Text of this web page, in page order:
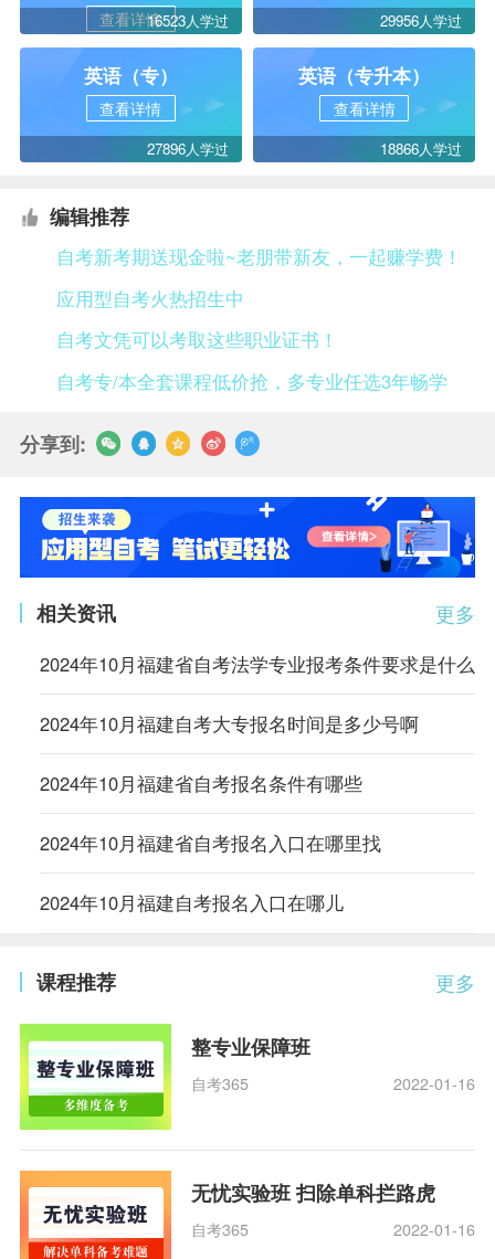
查看详情16523人学过 29956人学过
英语（专）
查看详情
27896人学过
英语（专升本）
查看详情
18866人学过
编辑推荐
自考新考期送现金啦~老朋带新友，一起赚学费！
应用型自考火热招生中
自考文凭可以考取这些职业证书！
自考专/本全套课程低价抢，多专业任选3年畅学
分享到:
更多
相关资讯
2024年10月福建省自考法学专业报考条件要求是什么
2024年10月福建自考大专报名时间是多少号啊
2024年10月福建省自考报名条件有哪些
2024年10月福建省自考报名入口在哪里找
2024年10月福建自考报名入口在哪儿
更多
课程推荐
整专业保障班
自考365 2022-01-16
无忧实验班 扫除单科拦路虎
自考365 2022-01-16